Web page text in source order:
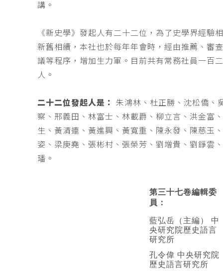
講。
《新史學》發起人有二十二位，為了史學界經驗
新舊相續，本社也於每年年會時，經由推薦、審
議等程序，增加生力軍。目前共有常務社員一百
人。
二十二位發起人是：
朱鴻林、杜正勝、沈松僑、
察、邢義田、林富士、林載爵、柳立言、洪金富
生、黃清連、黃進興、黃寬重、陳永發、陳慈玉
姿、梁庚堯、張彬村、張榮芳、劉增貴、劉錚雲
璠。
第三十七卷編輯委
員：
藍弘岳（主編） 中
央研究院歷史語言
研究所
孔令偉 中央研究院
歷史語言研究所